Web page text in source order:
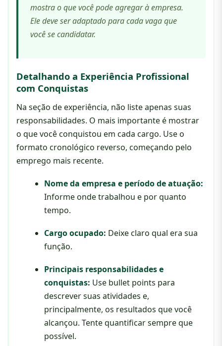
mostra o que você pode agregar à empresa.
Ele deve ser adaptado para cada vaga que
você se candidatar.
Detalhando a Experiência Profissional
com Conquistas
Na seção de experiência, não liste apenas suas
responsabilidades. O mais importante é mostrar
o que você conquistou em cada cargo. Use o
formato cronológico reverso, começando pelo
emprego mais recente.
Nome da empresa e período de atuação:
Informe onde trabalhou e por quanto
tempo.
Cargo ocupado: Deixe claro qual era sua
função.
Principais responsabilidades e
conquistas: Use bullet points para
descrever suas atividades e,
principalmente, os resultados que você
alcançou. Tente quantificar sempre que
possível.